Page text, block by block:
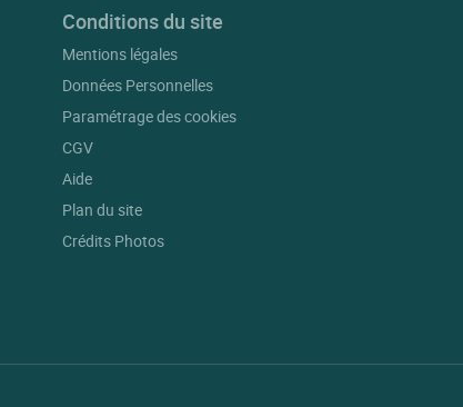
Conditions du site
Mentions légales
Données Personnelles
Paramétrage des cookies
CGV
Aide
Plan du site
Crédits Photos